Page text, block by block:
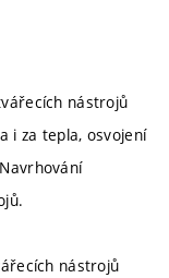
nástrojů
i za tepla, osvojení
nástrojů